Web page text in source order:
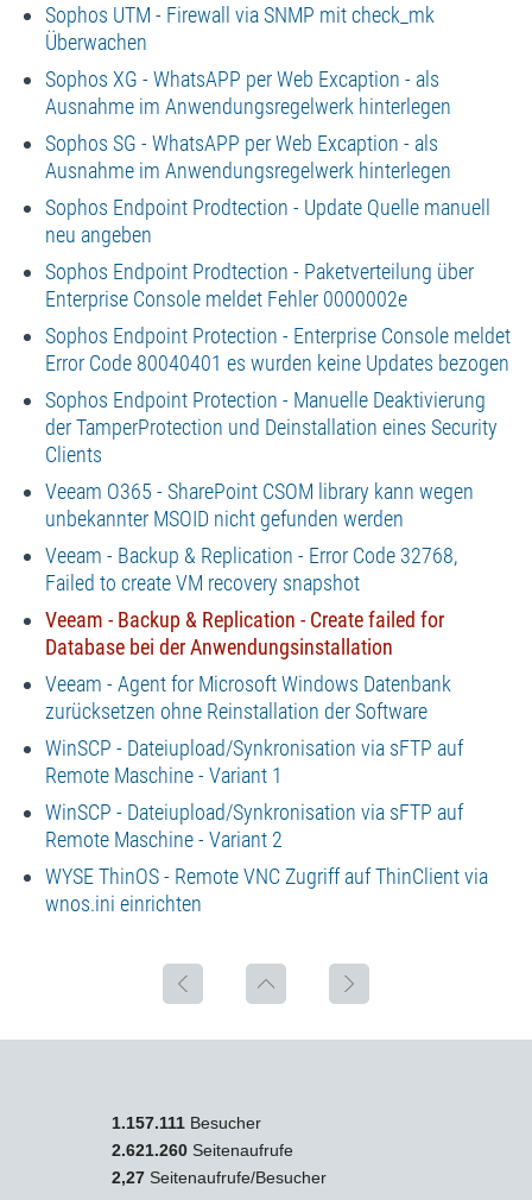
Sophos UTM - Firewall via SNMP mit check_mk
Überwachen
Sophos XG - WhatsAPP per Web Excaption - als
Ausnahme im Anwendungsregelwerk hinterlegen
Sophos SG - WhatsAPP per Web Excaption - als
Ausnahme im Anwendungsregelwerk hinterlegen
Sophos Endpoint Prodtection - Update Quelle manuell
neu angeben
Sophos Endpoint Prodtection - Paketverteilung über
Enterprise Console meldet Fehler 0000002e
Sophos Endpoint Protection - Enterprise Console meldet
Error Code 80040401 es wurden keine Updates bezogen
Sophos Endpoint Protection - Manuelle Deaktivierung
der TamperProtection und Deinstallation eines Security
Clients
Veeam O365 - SharePoint CSOM library kann wegen
unbekannter MSOID nicht gefunden werden
Veeam - Backup & Replication - Error Code 32768,
Failed to create VM recovery snapshot
Veeam - Backup & Replication - Create failed for
Database bei der Anwendungsinstallation
Veeam - Agent for Microsoft Windows Datenbank
zurücksetzen ohne Reinstallation der Software
WinSCP - Dateiupload/Synkronisation via sFTP auf
Remote Maschine - Variant 1
WinSCP - Dateiupload/Synkronisation via sFTP auf
Remote Maschine - Variant 2
WYSE ThinOS - Remote VNC Zugriff auf ThinClient via
wnos.ini einrichten
1.157.111 Besucher
2.621.260 Seitenaufrufe
2,27 Seitenaufrufe/Besucher